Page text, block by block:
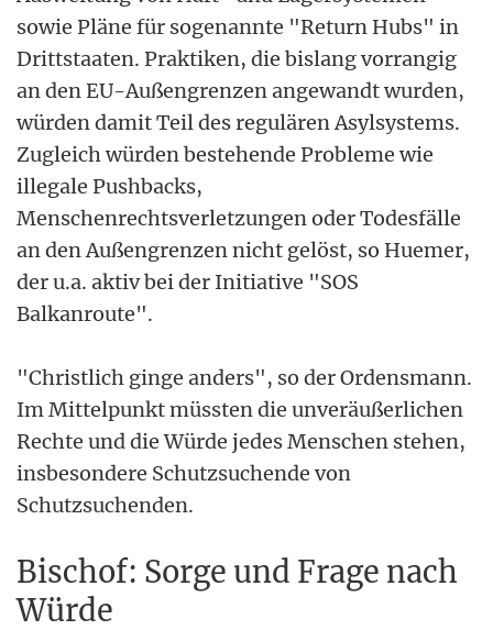
sowie Pläne für sogenannte "Return Hubs" in
Drittstaaten. Praktiken, die bislang vorrangig
an den EU-Außengrenzen angewandt wurden,
würden damit Teil des regulären Asylsystems.
Zugleich würden bestehende Probleme wie
illegale Pushbacks,
Menschenrechtsverletzungen oder Todesfälle
an den Außengrenzen nicht gelöst, so Huemer,
der u.a. aktiv bei der Initiative "SOS
Balkanroute".
"Christlich ginge anders", so der Ordensmann.
Im Mittelpunkt müssten die unveräußerlichen
Rechte und die Würde jedes Menschen stehen,
insbesondere Schutzsuchende von
Schutzsuchenden.
Bischof: Sorge und Frage nach
Würde